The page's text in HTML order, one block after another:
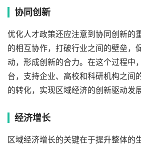
协同创新
优化人才政策还应注意到协同创新的
的相互协作，打破行业之间的壁垒，
动，形成创新的合力。在这个过程中
台，支持企业、高校和科研机构之间
的转化，实现区域经济的创新驱动发展
经济增长
区域经济增长的关键在于提升整体的